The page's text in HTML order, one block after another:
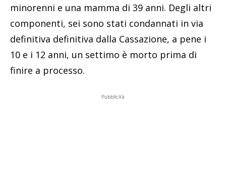
minorenni e una mamma di 39 anni. Degli altri
componenti, sei sono stati condannati in via
definitiva definitiva dalla Cassazione, a pene i
10 e i 12 anni, un settimo è morto prima di
finire a processo.
Pubblicità